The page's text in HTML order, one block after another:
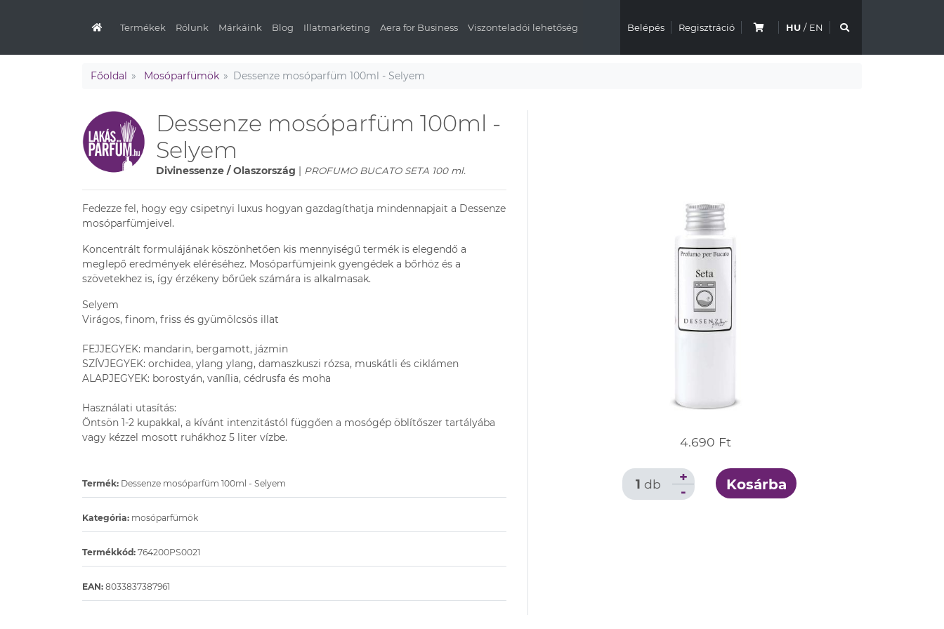
Termékek Rólunk Márkáink Blog Illatmarketing Aera for Business Viszonteladói lehetőség Belépés Regisztráció HU / EN
Főoldal Mosóparfümök Dessenze mosóparfüm 100ml - Selyem
Dessenze mosóparfüm 100ml -
Selyem
Divinessenze / Olaszország | PROFUMO BUCATO SETA 100 ml.
Fedezze fel, hogy egy csipetnyi luxus hogyan gazdagíthatja mindennapjait a Dessenze
mosóparfümjeivel.
Koncentrált formulájának köszönhetően kis mennyiségű termék is elegendő a
meglepő eredmények eléréséhez. Mosóparfümjeink gyengédek a bőrhöz és a
szövetekhez is, így érzékeny bőrűek számára is alkalmasak.
Selyem
Virágos, finom, friss és gyümölcsös illat
FEJJEGYEK: mandarin, bergamott, jázmin
SZÍVJEGYEK: orchidea, ylang ylang, damaszkuszi rózsa, muskátli és ciklámen
ALAPJEGYEK: borostyán, vanília, cédrusfa és moha
Használati utasítás:
Öntsön 1-2 kupakkal, a kívánt intenzitástól függően a mosógép öblítőszer tartályába
vagy kézzel mosott ruhákhoz 5 liter vízbe.
Termék: Dessenze mosóparfüm 100ml - Selyem
Kategória: mosóparfümök
Termékkód: 764200PS0021
EAN: 8033837387961
4.690 Ft
1 db -
+ Kosárba